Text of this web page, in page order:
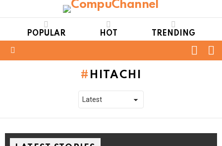
POPULAR HOT TRENDING
HITACHI